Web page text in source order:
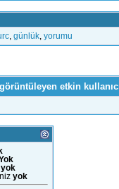
, günlük, yorumu
etkin
yok
yok